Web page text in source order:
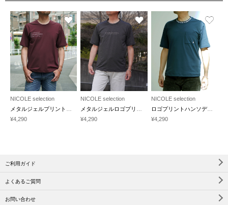
NICOLE selection
¥4,290
NICOLE selection
¥4,290
NICOLE selection
ロゴプリントハンソデクルーネック
¥4,290
ご利用ガイド
よくあるご質問
お問い合わせ